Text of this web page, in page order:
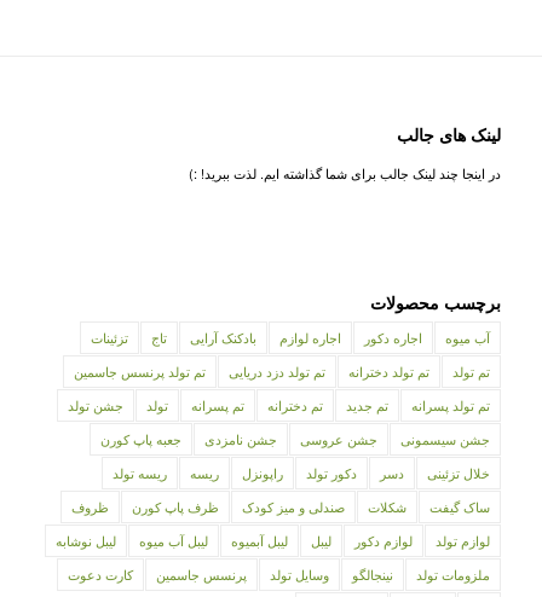
لینک های جالب
در اینجا چند لینک جالب برای شما گذاشته ایم. لذت ببرید! :)
برچسب محصولات
آب میوه اجاره دکور اجاره لوازم بادکنک آرایی تاج
تزئینات
تم تولد
تم تولد دخترانه تم تولد دزد دریایی
تم تولد پرنسس جاسمین
تم تولد پسرانه
تم جدید تم دخترانه تم پسرانه تولد
جشن تولد
جشن سیسمونی
جشن عروسی جشن نامزدی
جعبه پاپ کورن
خلال تزئینی
دسر دکور تولد راپونزل ریسه
ریسه تولد
ساک گیفت
شکلات صندلی و میز کودک ظرف پاپ کورن
ظروف
لوازم تولد
لوازم دکور لیبل لیبل آبمیوه لیبل آب میوه
لیبل نوشابه
ملزومات تولد
نینجالگو وسایل تولد پرنسس جاسمین
کارت دعوت